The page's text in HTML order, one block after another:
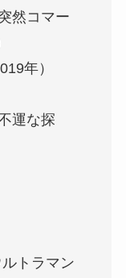
然コマー
年）
運な探
トラマン